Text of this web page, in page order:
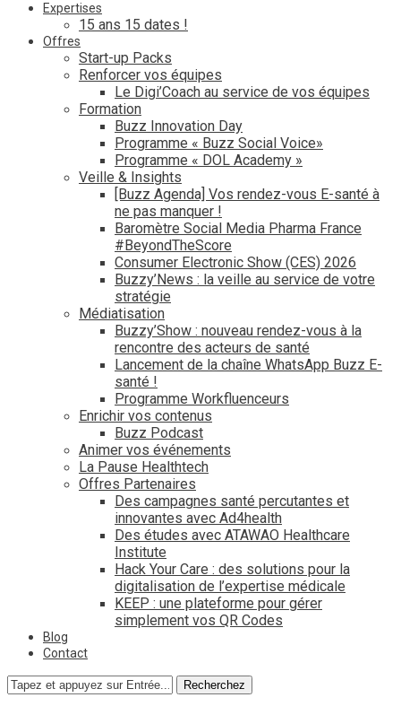
Expertises
15 ans 15 dates !
Offres
Start-up Packs
Renforcer vos équipes
Le Digi’Coach au service de vos équipes
Formation
Buzz Innovation Day
Programme « Buzz Social Voice»
Programme « DOL Academy »
Veille & Insights
[Buzz Agenda] Vos rendez-vous E-santé à
ne pas manquer !
Baromètre Social Media Pharma France
#BeyondTheScore
Consumer Electronic Show (CES) 2026
Buzzy’News : la veille au service de votre
stratégie
Médiatisation
Buzzy’Show : nouveau rendez-vous à la
rencontre des acteurs de santé
Lancement de la chaîne WhatsApp Buzz E-
santé !
Programme Workfluenceurs
Enrichir vos contenus
Buzz Podcast
Animer vos événements
La Pause Healthtech
Offres Partenaires
Des campagnes santé percutantes et
innovantes avec Ad4health
Des études avec ATAWAO Healthcare
Institute
Hack Your Care : des solutions pour la
digitalisation de l’expertise médicale
KEEP : une plateforme pour gérer
simplement vos QR Codes
Blog
Contact
Recherchez